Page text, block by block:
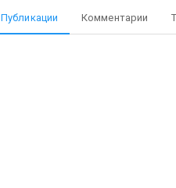
Публикации Комментарии